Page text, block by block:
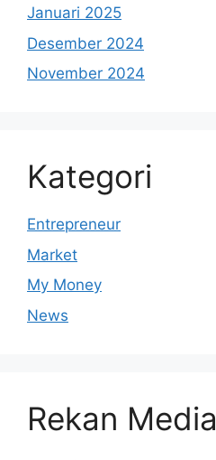
Januari 2025
Desember 2024
November 2024
Kategori
Entrepreneur
Market
My Money
News
Rekan Media